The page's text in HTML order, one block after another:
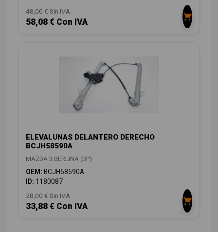
48,00 € Sin IVA
58,08 € Con IVA
ELEVALUNAS DELANTERO DERECHO
BCJH58590A
MAZDA 3 BERLINA (BP)
OEM: BCJH58590A
ID: 1180087
28,00 € Sin IVA
33,88 € Con IVA